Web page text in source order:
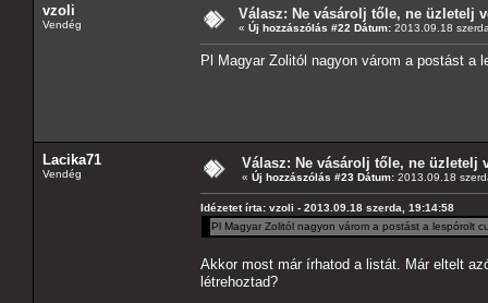
vzoli
Vendég
Válasz: Ne vásárolj tőle, ne üzletelj
« Új hozzászólás #22 Dátum: 2013.09.18
Pl Magyar Zolitól nagyon várom a postást a
Lacika71
Vendég
Válasz: Ne vásárolj tőle, ne üzletelj
« Új hozzászólás #23 Dátum: 2013.09.18
Idézetet írta: vzoli - 2013.09.18 szerda, 19:14:58
Pl Magyar Zolitól nagyon várom a postást a lespórolt
Akkor most már írhatod a listát. Már eltelt
létrehoztad?